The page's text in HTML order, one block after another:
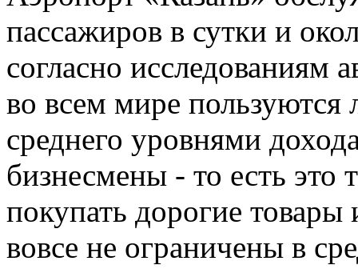
пассажиров в сутки и
согласно исследованиям
во всем мире
среднего уровнями
бизнесмены - то есть это
покупать дорогие
вовсе не ограничены в